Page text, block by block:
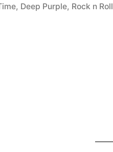
, Deep Purple, Rock n Roll